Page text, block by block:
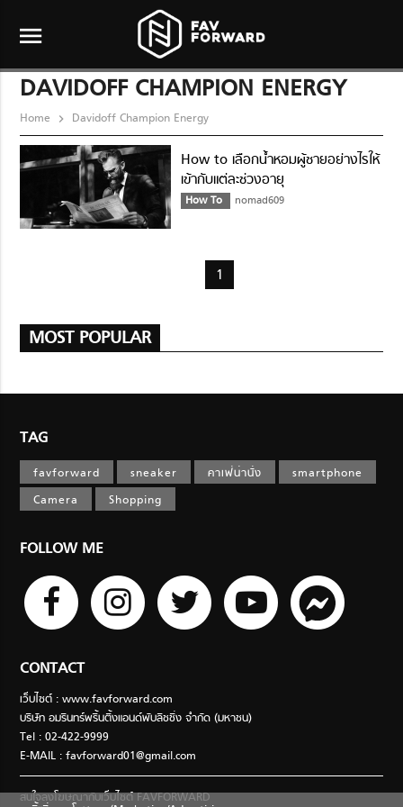
menu
DAVIDOFF CHAMPION ENERGY
Home Davidoff Champion Energy
How to เลือกน้ำหอมผู้ชายอย่างไรให้
เข้ากับแต่ละช่วงอายุ
How To nomad609
1
MOST POPULAR
TAG
favforward sneaker คาเฟ่น่านั่ง
smartphone
Camera
Shopping
FOLLOW ME
CONTACT
เว็บไซต์ : www.favforward.com
บริษัท อมรินทร์พริ้นติ้งแอนด์พับลิชชิ่ง จำกัด (มหาชน)
Tel : 02-422-9999
E-MAIL :favforward01@gmail.com
สนใจลงโฆษณากับเว็บไซต์ FAVFORWARD